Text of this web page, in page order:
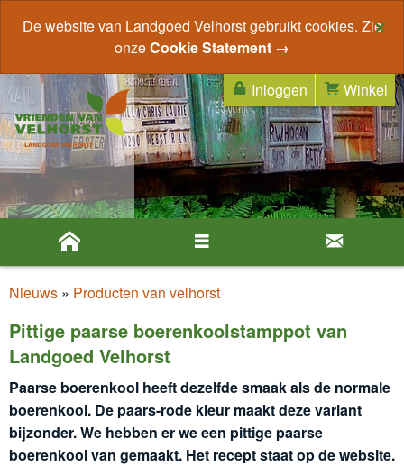
×
De website van Landgoed Velhorst gebruikt cookies. Zie
onzeCookie Statement →
Winkel
Inloggen
Nieuws » Producten van velhorst
Pittige paarse boerenkoolstamppot van
Landgoed Velhorst
Paarse boerenkool heeft dezelfde smaak als de normale
boerenkool. De paars-rode kleur maakt deze variant
bijzonder. We hebben er we een pittige paarse
boerenkool van gemaakt. Het recept staat op de website.